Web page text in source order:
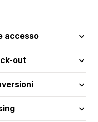
accesso
out